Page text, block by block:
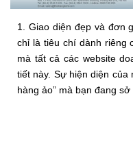
1. Giao diện đẹp và đơn
chỉ là tiêu chí dành riêng
mà tất cả các website
tiết này. Sự hiện diện của
hàng ảo” mà bạn đang